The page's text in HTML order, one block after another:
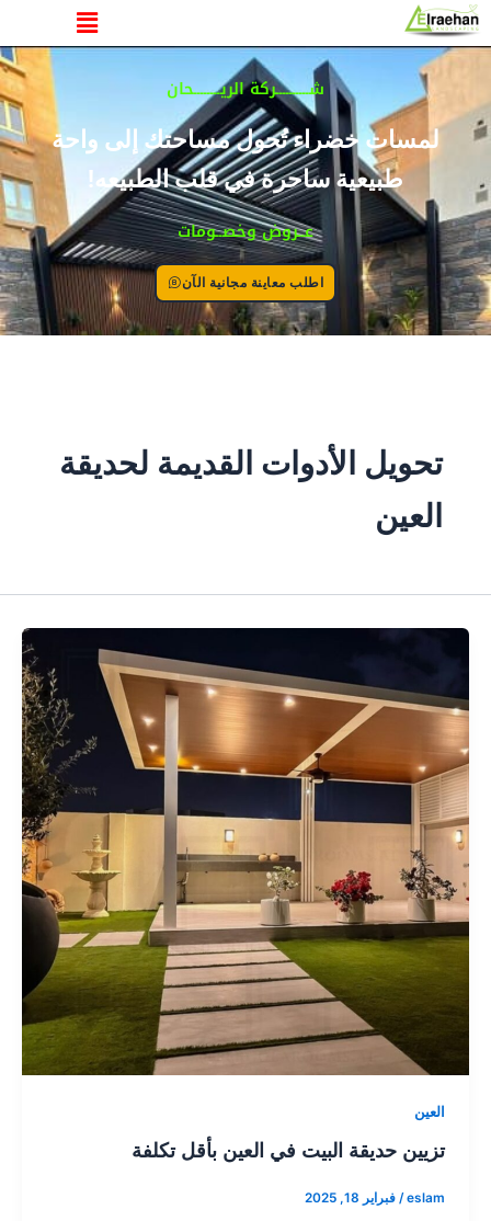
تخطي
إلى
المحتوى
القائمة
شــــــــــركة الريــــــــحان
لمسات خضراء تُحول مساحتك إلى واحة
طبيعية ساحرة في قلب الطبيعه!
عــروض وخصــومات
اطلب معاينة مجانية الآن
تحويل الأدوات القديمة لحديقة
العين
العين
تزيين حديقة البيت في العين بأقل تكلفة
eslam
/ فبراير 18, 2025